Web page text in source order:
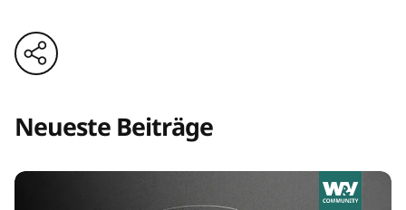
Neueste Beiträge